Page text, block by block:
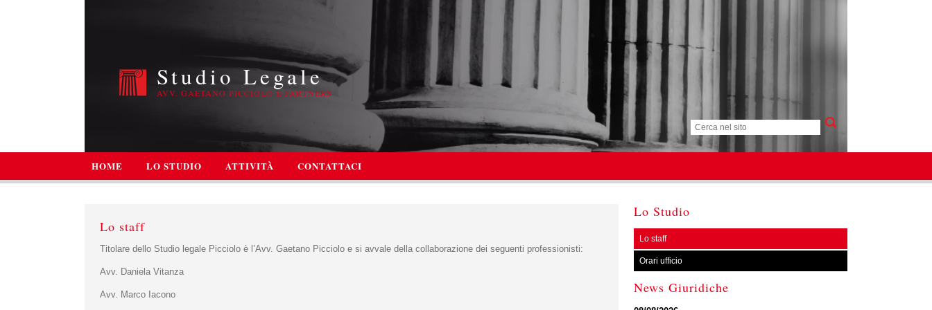
Studio Legale
AVV. GAETANO PICCIOLO E PARTNERS
HOME LO STUDIO ATTIVITÀ CONTATTACI
Lo staff
Titolare dello Studio legale Picciolo è l’Avv. Gaetano Picciolo e si avvale della collaborazione dei seguenti professionisti:
Avv. Daniela Vitanza
Avv. Marco Iacono
Lo Studio
Lo staff
Orari ufficio
News Giuridiche